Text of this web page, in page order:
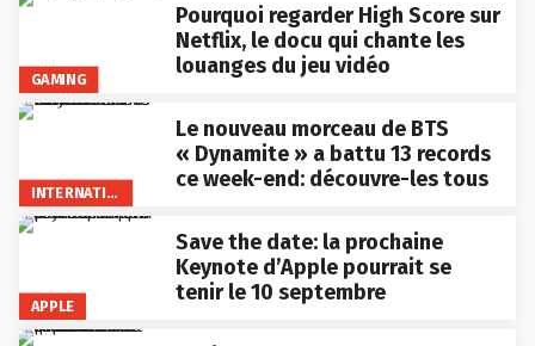
GAMING
Pourquoi regarder High Score sur
Netflix, le docu qui chante les
louanges du jeu vidéo
INTERNATIONAL
Le nouveau morceau de BTS
« Dynamite » a battu 13 records
ce week-end: découvre-les tous
APPLE
Save the date: la prochaine
Keynote d’Apple pourrait se
tenir le 10 septembre